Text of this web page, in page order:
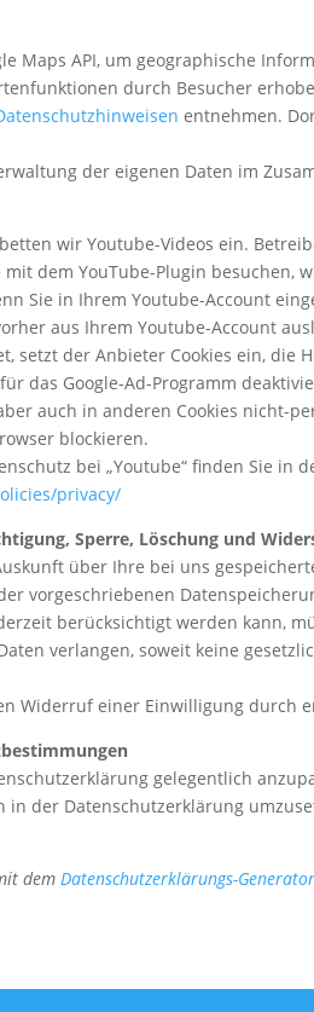
Maps API, um geographische
durch Besucher
entnehmen.
der eigenen Daten im
wir Youtube-Videos ein.
mit dem YouTube-Plugin
Sie in Ihrem Youtube-Account
aus Ihrem Youtube-Account
setzt der Anbieter Cookies ein, die
das Google-Ad-Programm
auch in anderen Cookies nicht-
blockieren.
bei „Youtube“ finden Sie in
privacy/
Sperre, Löschung und
über Ihre bei uns
vorgeschriebenen
berücksichtigt werden kann,
verlangen, soweit keine
Widerruf einer Einwilligung
gelegentlich
der Datenschutzerklärung
dem Datenschutzerklärungs-